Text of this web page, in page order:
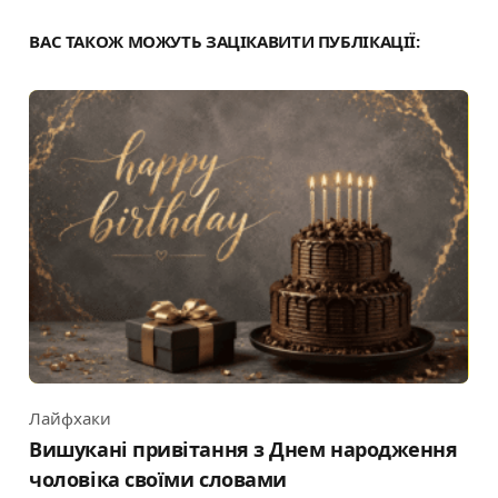
ВАС ТАКОЖ МОЖУТЬ ЗАЦІКАВИТИ ПУБЛІКАЦІЇ:
Category
Лайфхаки
Вишукані привітання з Днем народження
чоловіка своїми словами